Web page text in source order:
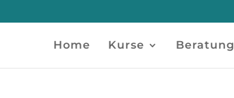
Home Kurse Beratung